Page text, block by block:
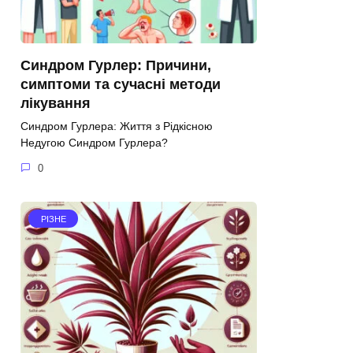
Синдром Гурлер: Причини,
симптоми та сучасні методи
лікування
Синдром Гурлера: Життя з Рідкісною
Недугою Синдром Гурлера?
0
РІЗНЕ